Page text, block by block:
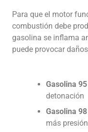
Para que el motor
combustión debe
gasolina se inflama
puede provocar
Gasolina 95
detonación
Gasolina 98
más